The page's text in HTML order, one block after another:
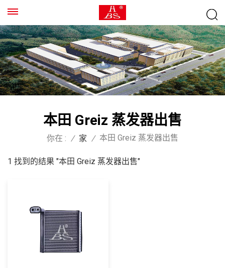
本田 Greiz 蒸发器出售
你在 : / 家 / 本田 Greiz 蒸发器出售
1 找到的结果 "本田 Greiz 蒸发器出售"